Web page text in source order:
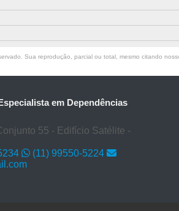
Sua reprodução, parcial ou total, mesmo citando
em Dependências
55 - Edifício Satélite -
(11) 99550-5224